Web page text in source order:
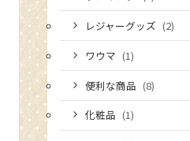
レジャーグッズ (2)
ワウマ (1)
便利な商品 (8)
化粧品 (1)